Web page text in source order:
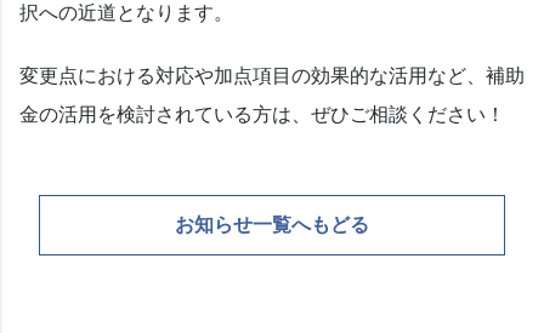
択への近道となります。
変更点における対応や加点項目の効果的な活用など、補助
金の活用を検討されている方は、ぜひご相談ください！
お知らせ一覧へもどる